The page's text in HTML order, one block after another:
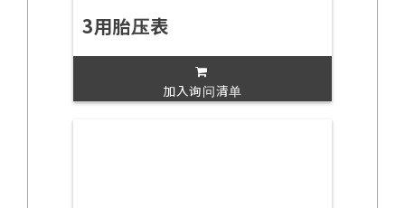
3用胎压表
加入询问清单